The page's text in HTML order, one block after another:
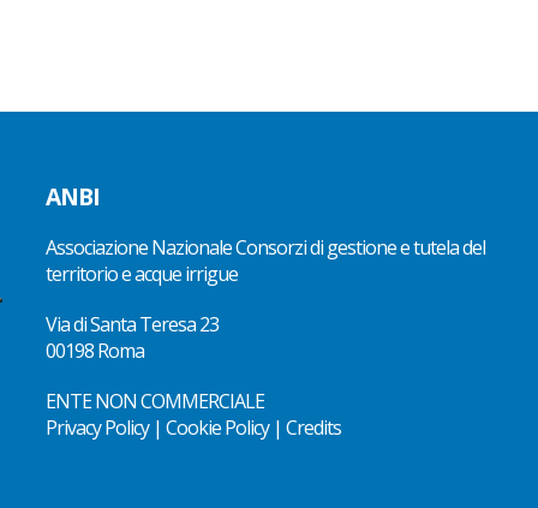
ANBI
Associazione Nazionale Consorzi di gestione e tutela del
territorio e acque irrigue
Via di Santa Teresa 23
00198 Roma
ENTE NON COMMERCIALE
Privacy Policy| Cookie Policy| Credits